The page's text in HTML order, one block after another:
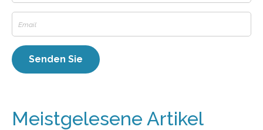
Meistgelesene Artikel